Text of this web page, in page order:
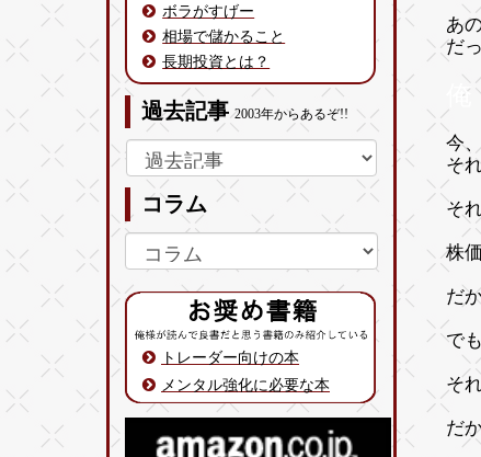
ボラがすげー
相場で儲かること
長期投資とは？
過去記事2003年からあるぞ!!
コラム
トレーダー向けの本
メンタル強化に必要な本
あ
だ
俺
今
そ
そ
株
だ
で
そ
だ